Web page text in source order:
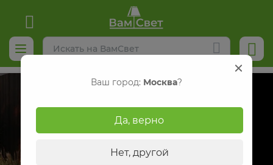
Реклама
Ваш город: Москва?
Да, верно
Нет, другой